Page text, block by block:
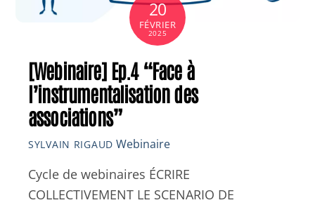
20
FÉVRIER
2025
[Webinaire] Ep.4 “Face à
l’instrumentalisation des
associations”
SYLVAIN RIGAUD Webinaire
Cycle de webinaires ÉCRIRE
COLLECTIVEMENT LE SCENARIO DE